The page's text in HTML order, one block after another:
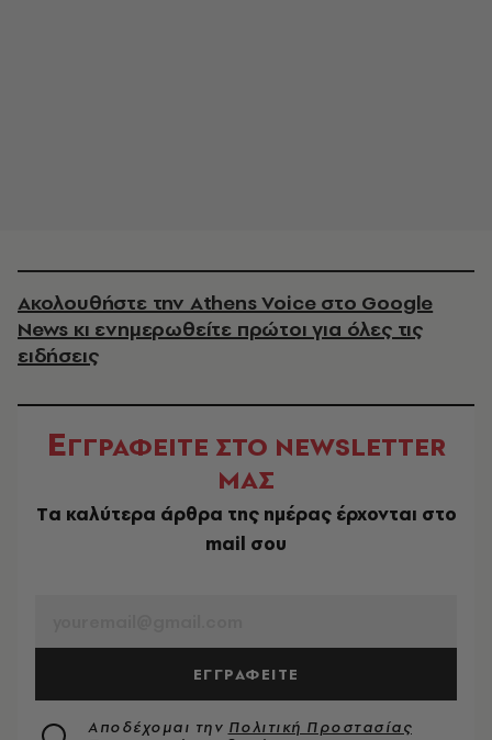
Ακολουθήστε την Athens Voice στο Google
News κι ενημερωθείτε πρώτοι για όλες τις
ειδήσεις
ΕΓΓΡΑΦΕΙΤΕ ΣΤΟ NEWSLETTER
ΜΑΣ
Tα καλύτερα άρθρα της ημέρας έρχονται στο
mail σου
ΕΓΓΡΑΦΕΙΤΕ
Αποδέχομαι την Πολιτική Προστασίας